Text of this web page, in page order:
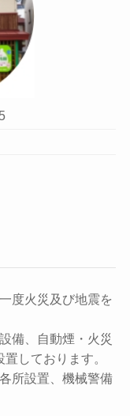
度火災及び地震を
備、自動煙・火災
しております。
所設置、機械警備